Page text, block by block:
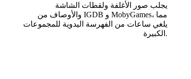
يجلب صور الأغلفة ولقطات الشاشة
والأوصاف من IGDB و MobyGames، مما
يلغي ساعات من الفهرسة اليدوية للمجموعات
الكبيرة.